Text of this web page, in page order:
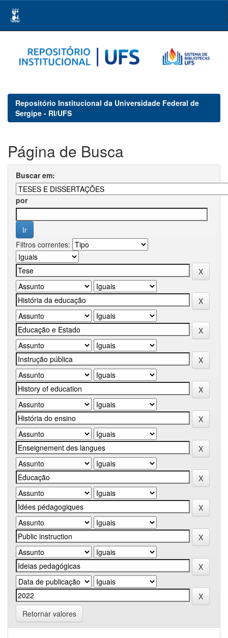
navigation
Repositório Institucional da Universidade Federal de
Sergipe - RI/UFS
Página de Busca
Buscar em:
por
Filtros correntes:
Retornar valores